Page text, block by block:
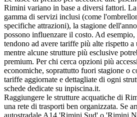
Rimini variano in base a diversi fattori.
gamma di servizi inclusi (come
specifiche attrazioni), la stagione
possono influenzare il costo. Ad
tendono ad avere tariffe più alte rispetto a
mentre alcune strutture più esclusive
premium. Per chi cerca opzioni più
economiche, soprattutto fuori stagione o
tariffe aggiornate e dettagliate di ogni
schede dedicate su inpiscina.it.
Raggiungere le strutture acquatiche di
una rete di trasporti ben organizzata. Se
autostradale A14 'Rimini Sud' o 'Rimini